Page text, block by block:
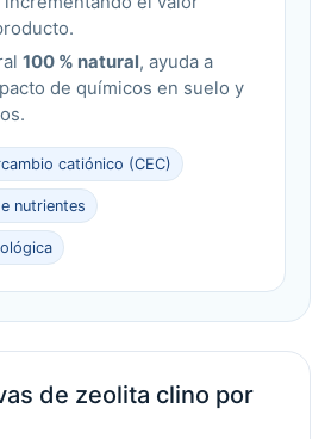
100 % natural, ayuda a
de químicos en suelo y
catiónico (CEC)
nutrientes
de zeolita clino por